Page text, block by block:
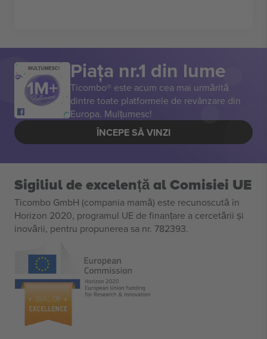
MULȚUMESC! Piața nr.1 din lume
Ticombo® este acum cea mai urmărită
dintre toate platformele de revânzare din
Europa. Mulțumesc!
ÎNCEPE SĂ VINZI
Sigiliul de excelență al Comisiei UE
Ticombo GmbH (compania mamă) este recunoscută în
Horizon 2020, programul UE de finanțare a cercetării și
inovării, pentru propunerea sa nr. 782393.